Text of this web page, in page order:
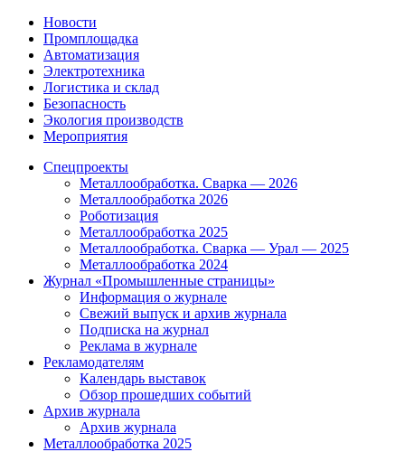
Новости
Промплощадка
Автоматизация
Электротехника
Логистика и склад
Безопасность
Экология производств
Мероприятия
Спецпроекты
Металлообработка. Сварка — 2026
Металлообработка 2026
Роботизация
Металлообработка 2025
Металлообработка. Сварка — Урал — 2025
Металлообработка 2024
Журнал «Промышленные страницы»
Информация о журнале
Свежий выпуск и архив журнала
Подписка на журнал
Реклама в журнале
Рекламодателям
Календарь выставок
Обзор прошедших событий
Архив журнала
Архив журнала
Металлообработка 2025